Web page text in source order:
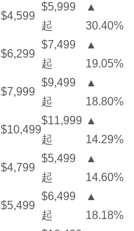
$4,599
$5,999
起
▲
30.40%
$6,299
$7,499
起
▲
19.05%
$7,999
$9,499
起
▲
18.80%
$10,499
$11,999
起
▲
14.29%
$4,799
$5,499
起
▲
14.60%
$5,499
$6,499
起
▲
18.18%